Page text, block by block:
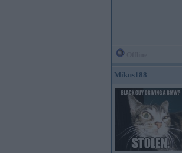
Mikus188